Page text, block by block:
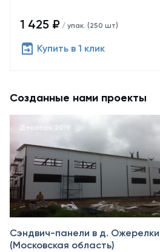
1 425 ₽ / упак. (250 шт)
Купить в 1 клик
Созданные нами проекты
Декабрь 2019
Сэндвич-панели в д. Ожерелки
(Московская область)